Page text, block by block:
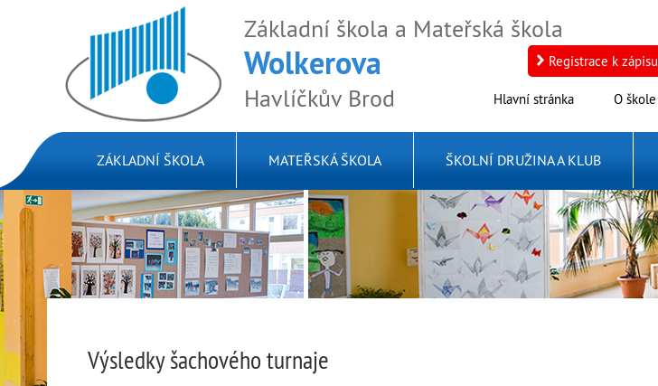
Základní škola a Mateřská škola
Wolkerova
Havlíčkův Brod
Registrace k zápisu
Hlavní stránka O škole
ZÁKLADNÍ ŠKOLA MATEŘSKÁ ŠKOLA ŠKOLNÍ DRUŽINA A KLUB
Výsledky šachového turnaje